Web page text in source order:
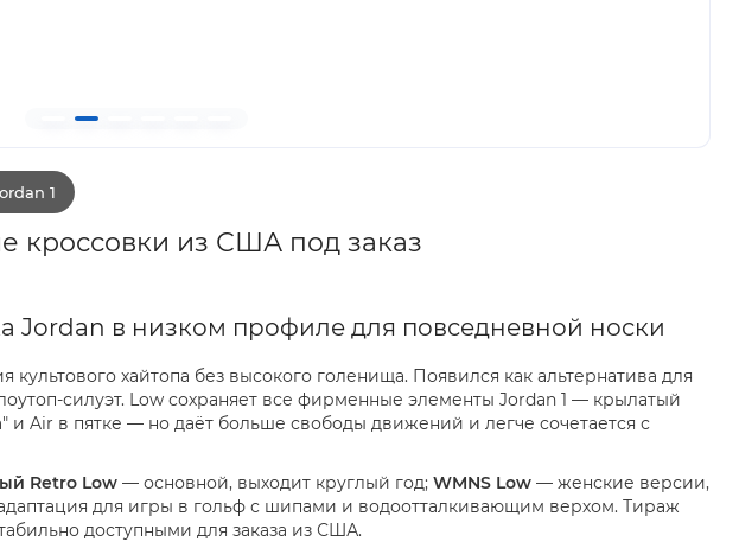
1
кроссовки из США под заказ
Jordan в низком профиле для повседневной носки
культового хайтопа без высокого голенища. Появился как альтернатива для
силуэт. Low сохраняет все фирменные элементы Jordan 1 — крылатый
и Air в пятке — но даёт больше свободы движений и легче сочетается с
Retro Low— основной, выходит круглый год; WMNS Low— женские версии,
для игры в гольф с шипами и водоотталкивающим верхом. Тираж
доступными для заказа из США.